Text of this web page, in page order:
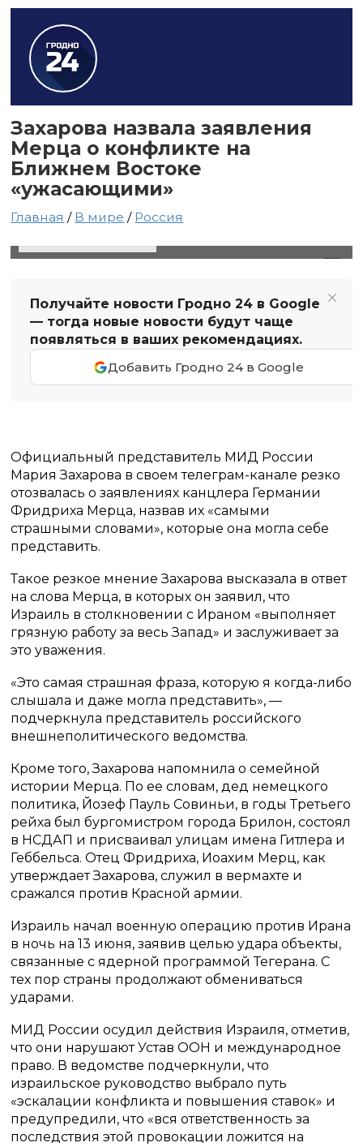
Захарова назвала заявления
Мерца о конфликте на
Ближнем Востоке
«ужасающими»
Главная / В мире / Россия
Получайте новости Гродно 24 в Google
— тогда новые новости будут чаще
появляться в ваших рекомендациях.
Добавить Гродно 24 в Google
Официальный представитель МИД России
Мария Захарова в своем телеграм-канале резко
отозвалась о заявлениях канцлера Германии
Фридриха Мерца, назвав их «самыми
страшными словами», которые она могла себе
представить.
Такое резкое мнение Захарова высказала в ответ
на слова Мерца, в которых он заявил, что
Израиль в столкновении с Ираном «выполняет
грязную работу за весь Запад» и заслуживает за
это уважения.
«Это самая страшная фраза, которую я когда-либо
слышала и даже могла представить», —
подчеркнула представитель российского
внешнеполитического ведомства.
Кроме того, Захарова напомнила о семейной
истории Мерца. По ее словам, дед немецкого
политика, Йозеф Пауль Совиньи, в годы Третьего
рейха был бургомистром города Брилон, состоял
в НСДАП и присваивал улицам имена Гитлера и
Геббельса. Отец Фридриха, Иоахим Мерц, как
утверждает Захарова, служил в вермахте и
сражался против Красной армии.
Израиль начал военную операцию против Ирана
в ночь на 13 июня, заявив целью удара объекты,
связанные с ядерной программой Тегерана. С
тех пор страны продолжают обмениваться
ударами.
МИД России осудил действия Израиля, отметив,
что они нарушают Устав ООН и международное
право. В ведомстве подчеркнули, что
израильское руководство выбрало путь
«эскалации конфликта и повышения ставок» и
предупредили, что «вся ответственность за
последствия этой провокации ложится на